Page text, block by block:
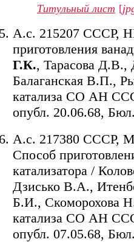
Титульный лист [
А.с. 215207 СССР,
приготовления
Г.К., Тарасова
Балаганская В.П.,
катализа СО АН
опубл. 20.06.68,
А.с. 217380 СССР,
Способ
катализатора /
Дзисько В.А.,
Б.И., Скоморохова
катализа СО АН
опубл. 07.05.68,